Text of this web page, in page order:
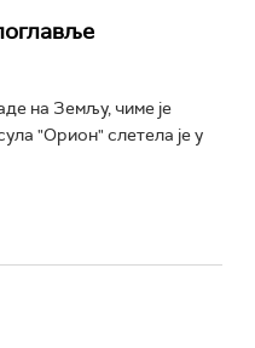
на Земљу, чиме је
"Орион" слетела је у